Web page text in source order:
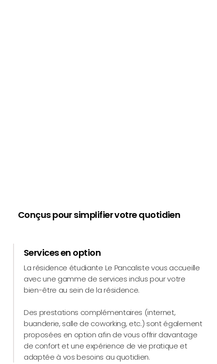
Conçus pour simplifier votre quotidien
Services en option
La résidence étudiante Le Pancaliste vous accueille
avec une gamme de services inclus pour votre
bien-être au sein de la résidence.
Des prestations complémentaires (internet,
buanderie, salle de coworking, etc.) sont également
proposées en option afin de vous offrir davantage
de confort et une expérience de vie pratique et
adaptée à vos besoins au quotidien.